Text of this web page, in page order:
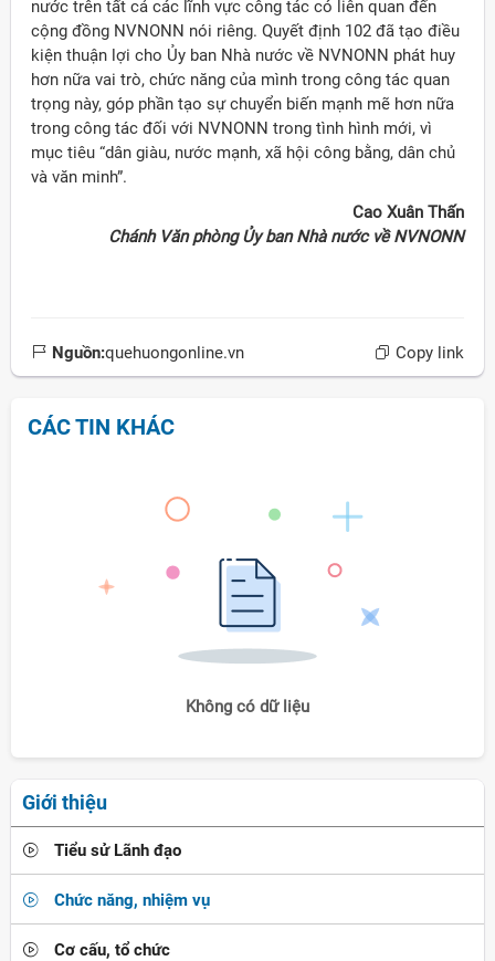
nước trên tất cả các lĩnh vực công tác có liên quan đến
cộng đồng NVNONN nói riêng. Quyết định 102 đã tạo điều
kiện thuận lợi cho Ủy ban Nhà nước về NVNONN phát huy
hơn nữa vai trò, chức năng của mình trong công tác quan
trọng này, góp phần tạo sự chuyển biến mạnh mẽ hơn nữa
trong công tác đối với NVNONN trong tình hình mới, vì
mục tiêu “dân giàu, nước mạnh, xã hội công bằng, dân chủ
và văn minh”.
Cao Xuân Thấn
Chánh Văn phòng Ủy ban Nhà nước về NVNONN
Nguồn:quehuongonline.vn Copy link
CÁC TIN KHÁC
Không có dữ liệu
Giới thiệu
Tiểu sử Lãnh đạo
Chức năng, nhiệm vụ
Cơ cấu, tổ chức